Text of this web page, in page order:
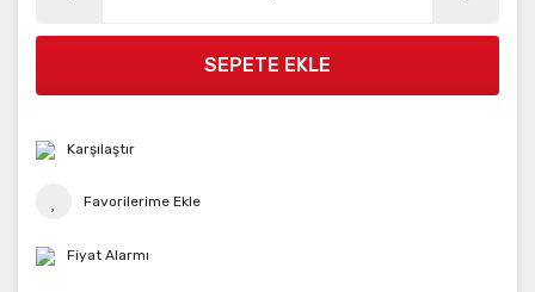
SEPETE EKLE
Karşılaştır
Fiyat Alarmı